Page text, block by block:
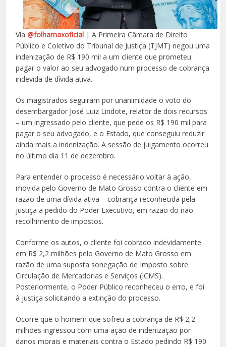
Via@folhamaxoficial | A Primeira Câmara de Direito
Público e Coletivo do Tribunal de Justiça (TJMT) negou uma
indenização de R$ 190 mil a um cliente que prometeu
pagar o valor ao seu advogado num processo de cobrança
indevida de dívida ativa.
Os magistrados seguiram por unanimidade o voto do
desembargador José Luiz Lindote, relator de dois recursos
– um ingressado pelo cliente, que pede os R$ 190 mil para
pagar o seu advogado, e o Estado, que conseguiu reduzir
ainda mais a indenização. A sessão de julgamento ocorreu
no último dia 11 de dezembro.
Para entender o processo é necessário voltar à ação,
movida pelo Governo de Mato Grosso contra o cliente em
razão de uma dívida ativa – cobrança reconhecida pela
justiça a pedido do Poder Executivo, em razão do não
recolhimento de impostos.
Conforme os autos, o cliente foi cobrado indevidamente
em R$ 2,2 milhões pelo Governo de Mato Grosso em
razão de uma suposta sonegação de Imposto sobre
Circulação de Mercadorias e Serviços (ICMS).
Posteriormente, o Poder Público reconheceu o erro, e foi
à justiça solicitando a extinção do processo.
Ocorre que o homem que sofreu a cobrança de R$ 2,2
milhões ingressou com uma ação de indenização por
danos morais e materiais contra o Estado pedindo R$ 190